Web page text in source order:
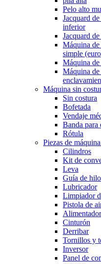
Pelo alto
Jacquard
inferior
Jacquard
Máquina de
simple
Máquina
Máquina de
Máquina sin
Sin costura
Bofetada
Vendaje
Banda para
Rótula
Piezas de
Cilindros
Kit de
Leva
Guía de
Lubricador
Limpiador
Pistola de
Cinturón
Derribar
Tornillos y
Inversor
Panel de